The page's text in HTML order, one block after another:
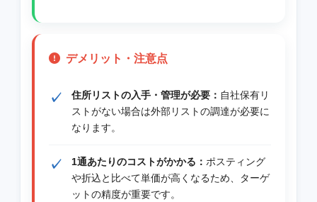
デメリット・注意点
住所リストの入手・管理が必要： 自社保有リ
ストがない場合は外部リストの調達が必要に
なります。
1通あたりのコストがかかる： ポスティング
や折込と比べて単価が高くなるため、ターゲ
ットの精度が重要です。